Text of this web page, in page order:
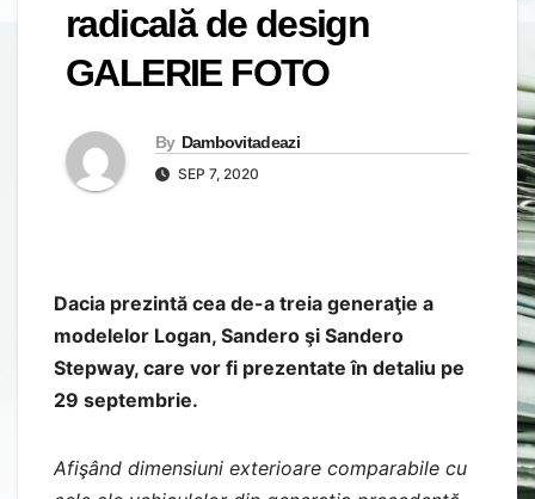
radicală de design
GALERIE FOTO
By Dambovitadeazi
SEP 7, 2020
Dacia prezintă cea de-a treia generaţie a
modelelor Logan, Sandero şi Sandero
Stepway, care vor fi prezentate în detaliu pe
29 septembrie.
Afişând dimensiuni exterioare comparabile cu